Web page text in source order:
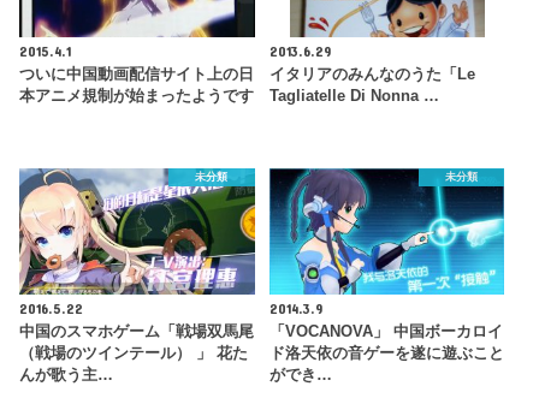
2015.4.1
ついに中国動画配信サイト上の日
本アニメ規制が始まったようです
2013.6.29
イタリアのみんなのうた「Le
Tagliatelle Di Nonna …
未分類
2016.5.22
中国のスマホゲーム「戦場双馬尾
（戦場のツインテール） 」 花た
んが歌う主…
未分類
2014.3.9
「VOCANOVA」 中国ボーカロイ
ド洛天依の音ゲーを遂に遊ぶこと
ができ…